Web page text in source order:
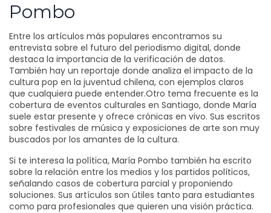
Pombo
Entre los artículos más populares encontramos su
entrevista sobre el futuro del periodismo digital, donde
destaca la importancia de la verificación de datos.
También hay un reportaje donde analiza el impacto de la
cultura pop en la juventud chilena, con ejemplos claros
que cualquiera puede entender.Otro tema frecuente es la
cobertura de eventos culturales en Santiago, donde María
suele estar presente y ofrece crónicas en vivo. Sus escritos
sobre festivales de música y exposiciones de arte son muy
buscados por los amantes de la cultura.
Si te interesa la política, María Pombo también ha escrito
sobre la relación entre los medios y los partidos políticos,
señalando casos de cobertura parcial y proponiendo
soluciones. Sus artículos son útiles tanto para estudiantes
como para profesionales que quieren una visión práctica.